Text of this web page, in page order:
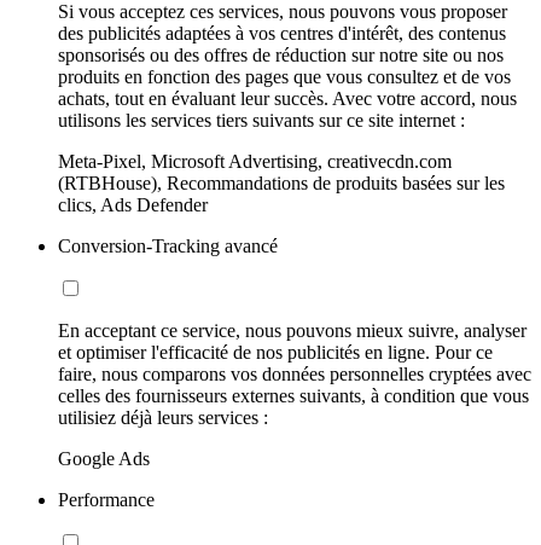
Si vous acceptez ces services, nous pouvons vous proposer
des publicités adaptées à vos centres d'intérêt, des contenus
sponsorisés ou des offres de réduction sur notre site ou nos
produits en fonction des pages que vous consultez et de vos
achats, tout en évaluant leur succès. Avec votre accord, nous
utilisons les services tiers suivants sur ce site internet :
Meta-Pixel, Microsoft Advertising, creativecdn.com
(RTBHouse), Recommandations de produits basées sur les
clics, Ads Defender
Conversion-Tracking avancé
En acceptant ce service, nous pouvons mieux suivre, analyser
et optimiser l'efficacité de nos publicités en ligne. Pour ce
faire, nous comparons vos données personnelles cryptées avec
celles des fournisseurs externes suivants, à condition que vous
utilisiez déjà leurs services :
Google Ads
Performance